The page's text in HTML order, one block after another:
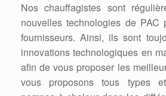
Nos chauffagistes sont
nouvelles technologies de PAC
fournisseurs. Ainsi, ils sont
innovations technologiques en
afin de vous proposer les
vous proposons tous types